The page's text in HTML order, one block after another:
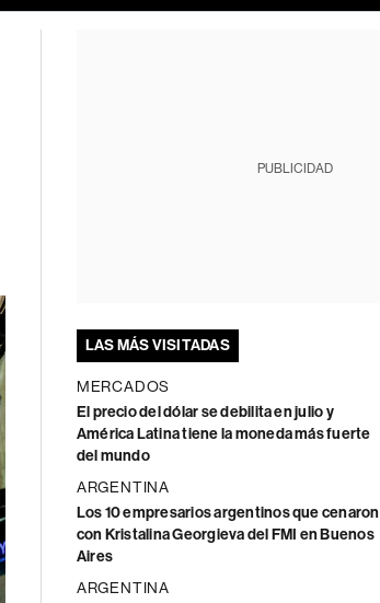
PUBLICIDAD
LAS MÁS VISITADAS
MERCADOS
El precio del dólar se debilita en julio y
América Latina tiene la moneda más fuerte
del mundo
ARGENTINA
Los 10 empresarios argentinos que cenaron
con Kristalina Georgieva del FMI en Buenos
Aires
ARGENTINA